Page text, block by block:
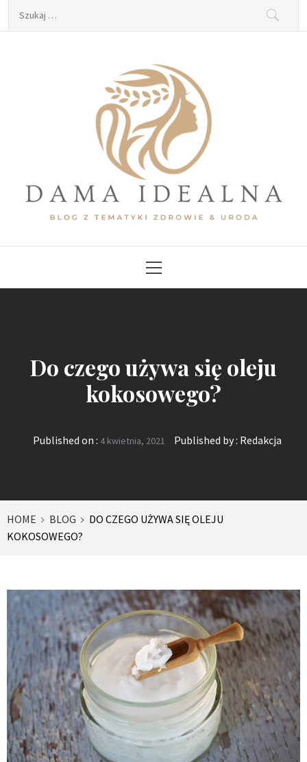
Szukaj:
Dama Idealna
Menu
Do czego używa się oleju
kokosowego?
Published on : 4 kwietnia, 2021 Published by : Redakcja
HOME BLOG
DO CZEGO UŻYWA SIĘ OLEJU
KOKOSOWEGO?